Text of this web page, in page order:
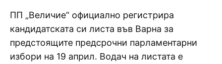
ПП „Величие“ официално регистрира
кандидатската си листа във Варна за
предстоящите предсрочни парламентарни
избори на 19 април. Водач на листата е